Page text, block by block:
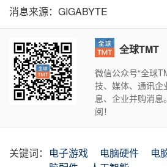
消息来源：GIGABYTE
全球TMT
微信公众号“全球
技、媒体、通讯企
息、企业并购消
阅！
关键词： 电子游戏 电脑硬件 电